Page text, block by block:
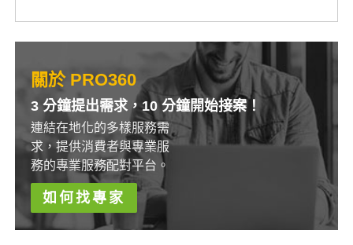
關於 PRO360
3 分鐘提出需求，10 分鐘開始接案！
連結在地化的多樣服務需
求，提供消費者與專業服
務的專業服務配對平台。
如何找專家